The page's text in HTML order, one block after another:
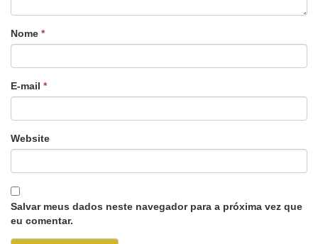
Nome *
E-mail *
Website
Salvar meus dados neste navegador para a próxima vez que
eu comentar.